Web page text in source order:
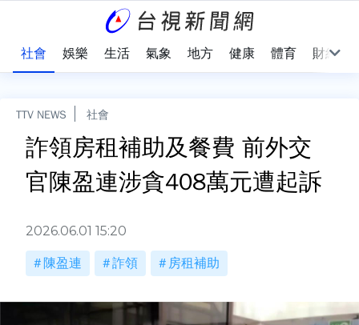
社會 娛樂 生活 氣象 地方 健康 體育 財經
TTV NEWS 社會
詐領房租補助及餐費 前外交
官陳盈連涉貪408萬元遭起訴
2026.06.01 15:20
陳盈連 詐領 房租補助